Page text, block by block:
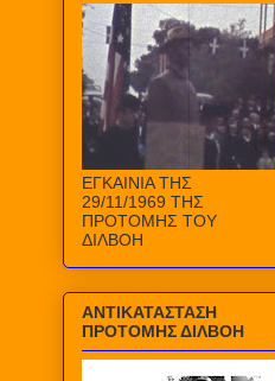
ΕΓΚΑΙΝΙΑ ΤΗΣ
29/11/1969 ΤΗΣ
ΠΡΟΤΟΜΗΣ ΤΟΥ
ΔΙΛΒΟΗ
ΑΝΤΙΚΑΤΑΣΤΑΣΗ
ΠΡΟΤΟΜΗΣ ΔΙΛΒΟΗ